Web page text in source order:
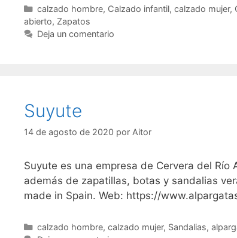
Categorías
calzado hombre, Calzado infantil, calzado mujer,
abierto, Zapatos
Deja un comentario
Suyute
14 de agosto de 2020 por Aitor
Suyute es una empresa de Cervera del Río
además de zapatillas, botas y sandalias
made in Spain. Web: https://
Categorías
calzado hombre, calzado mujer, Sandalias,